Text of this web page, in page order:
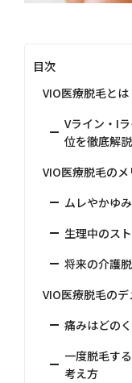
目次
VIO医療脱毛と
Vライン・I
位を徹底解説
VIO医療脱毛のメ
ムレやかゆ
生理中のス
将来の介護
VIO医療脱毛の
痛みはどの
一度脱毛す
考え方